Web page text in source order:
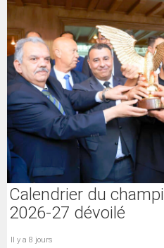
Calendrier du
2026-27 dévoilé
il y a 8 jours